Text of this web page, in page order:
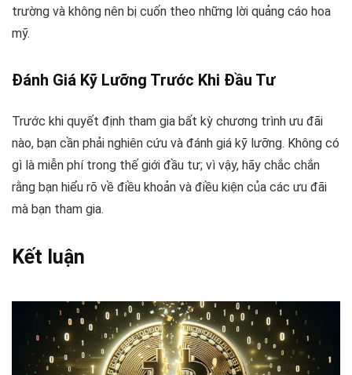
trường và không nên bị cuốn theo những lời quảng cáo hoa
mỹ.
Đánh Giá Kỹ Lưỡng Trước Khi Đầu Tư
Trước khi quyết định tham gia bất kỳ chương trình ưu đãi
nào, bạn cần phải nghiên cứu và đánh giá kỹ lưỡng. Không có
gì là miễn phí trong thế giới đầu tư; vì vậy, hãy chắc chắn
rằng bạn hiểu rõ về điều khoản và điều kiện của các ưu đãi
mà bạn tham gia.
Kết luận